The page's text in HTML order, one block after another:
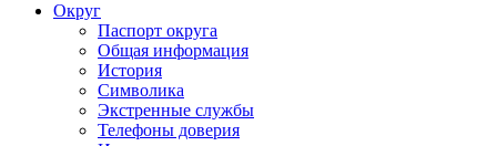
Округ
Паспорт округа
Общая информация
История
Символика
Экстренные службы
Телефоны доверия